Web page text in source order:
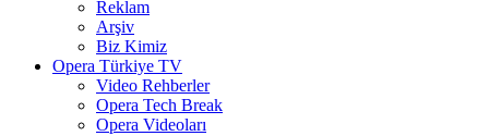
Reklam
Arşiv
Biz Kimiz
Opera Türkiye TV
Video Rehberler
Opera Tech Break
Opera Videoları